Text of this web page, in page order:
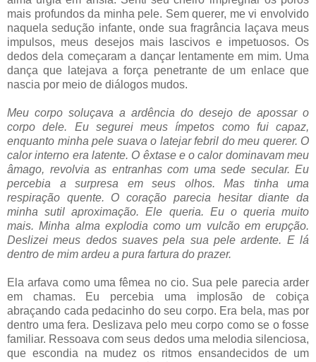
mais profundos da minha pele. Sem querer, me vi envolvido
naquela sedução infante, onde sua fragrância laçava meus
impulsos, meus desejos mais lascivos e impetuosos. Os
dedos dela começaram a dançar lentamente em mim. Uma
dança que latejava a força penetrante de um enlace que
nascia por meio de diálogos mudos.
Meu corpo soluçava a ardência do desejo de apossar o
corpo dele. Eu segurei meus ímpetos como fui capaz,
enquanto minha pele suava o latejar febril do meu querer. O
calor interno era latente. O êxtase e o calor dominavam meu
âmago, revolvia as entranhas com uma sede secular. Eu
percebia a surpresa em seus olhos. Mas tinha uma
respiração quente. O coração parecia hesitar diante da
minha sutil aproximação. Ele queria. Eu o queria muito
mais. Minha alma explodia como um vulcão em erupção.
Deslizei meus dedos suaves pela sua pele ardente. E lá
dentro de mim ardeu a pura fartura do prazer.
Ela arfava como uma fêmea no cio. Sua pele parecia arder
em chamas. Eu percebia uma implosão de cobiça
abraçando cada pedacinho do seu corpo. Era bela, mas por
dentro uma fera. Deslizava pelo meu corpo como se o fosse
familiar. Ressoava com seus dedos uma melodia silenciosa,
que escondia na mudez os ritmos ensandecidos de um